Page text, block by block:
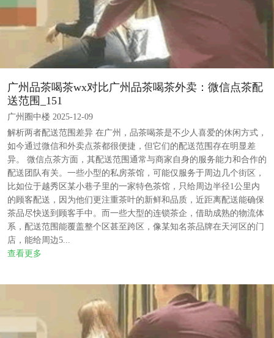
‌广州品茶喝茶wx对比广州品茶喝茶外卖‌：微信点茶配
送范围_151
广州圈中楼 2025-12-09
解析两者配送范围差异 在广州，品茶喝茶是不少人喜爱的休闲方式，
如今通过微信和外卖点茶都很便捷，但它们的配送范围存在明显差
异。 微信点茶方面，其配送范围通常与商家自身的服务能力和合作的
配送团队有关。一些小型的私房茶馆，可能仅服务于周边几个街区，
比如位于越秀区某小巷子里的一家特色茶馆，只给周边半径1公里内
的顾客配送，因为他们更注重茶叶的新鲜和品质，近距离配送能确保
茶品尽快送到顾客手中。而一些大型的连锁茶企，借助成熟的物流体
系，配送范围能覆盖整个区甚至跨区，像某知名茶品牌在天河区的门
店，能给周边5...
查看更多